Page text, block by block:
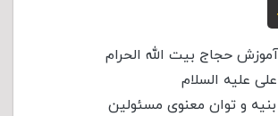
حجاج بیت الله الحرام
علیه السلام
و توان معنوی مسئولین